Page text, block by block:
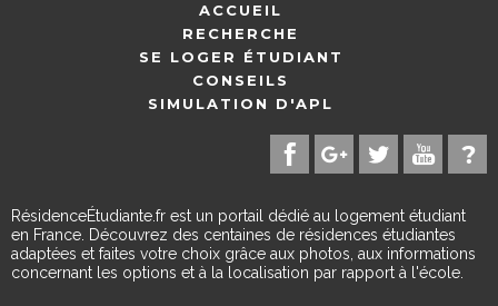
ACCUEIL
RECHERCHE
SE LOGER ÉTUDIANT
CONSEILS
SIMULATION D'APL
RésidenceÉtudiante.fr est un portail dédié au logement étudiant
en France. Découvrez des centaines de résidences étudiantes
adaptées et faites votre choix grâce aux photos, aux informations
concernant les options et à la localisation par rapport à l'école.